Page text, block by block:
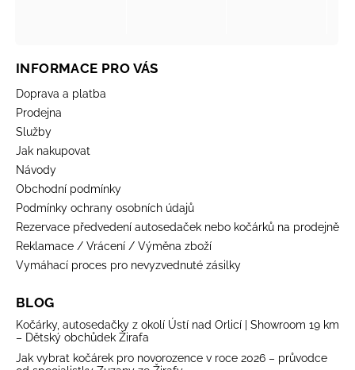
INFORMACE PRO VÁS
Doprava a platba
Prodejna
Služby
Jak nakupovat
Návody
Obchodní podmínky
Podmínky ochrany osobních údajů
Rezervace předvedení autosedaček nebo kočárků na prodejně
Reklamace / Vrácení / Výměna zboží
Vymáhací proces pro nevyzvednuté zásilky
BLOG
Kočárky, autosedačky z okolí Ústí nad Orlicí | Showroom 19 km
– Dětský obchůdek Žirafa
Jak vybrat kočárek pro novorozence v roce 2026 – průvodce